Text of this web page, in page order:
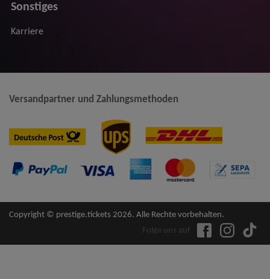
Sonstiges
Karriere
Versandpartner und Zahlungsmethoden
Copyright © prestige.tickets 2026. Alle Rechte vorbehalten.
Folge uns auf